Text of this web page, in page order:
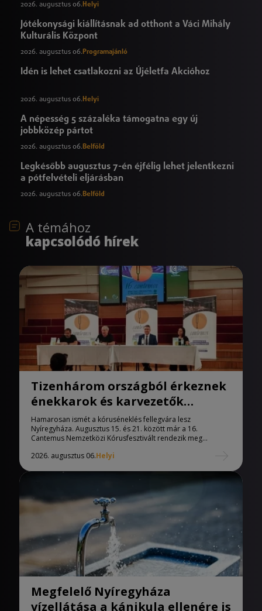
2026. augusztus 06. Helyi
Jótékonysági kiállításnak ad otthont a Váci Mihály
Kulturális Központ
2026. augusztus 06. Programajánló
Idén is lehet csatlakozni az Újéletfa Akcióhoz
2026. augusztus 06. Helyi
A népesség 5 százaléka támogatna egy új
jobbközép pártot
2026. augusztus 06.Belföld
Legkésőbb augusztus 7-én éjfélig lehet jelentkezni
a pótfelvételi eljárásban
2026. augusztus 06.Belföld
A témához
kapcsolódó hírek
Tizenhárom országból érkeznek
énekkarok és karvezetők
Nyíregyházára
Hamarosan ismét a kóruséneklés fellegvára lesz
Nyíregyháza. Augusztus 15. és 21. között már a 16.
Cantemus Nemzetközi Kórusfesztivált rendezik meg...
2026. augusztus 06.Helyi
Megfelelő Nyíregyháza
vízellátása a kánikula ellenére is